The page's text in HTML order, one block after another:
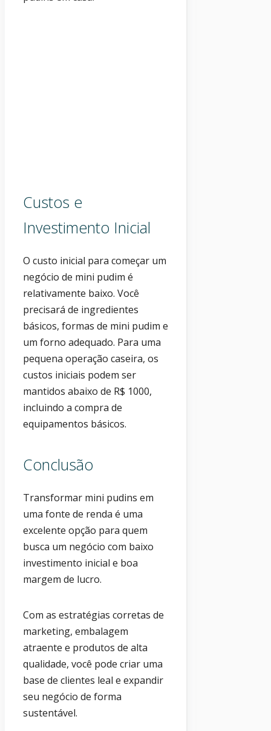
Custos e
Investimento Inicial
O custo inicial para começar um
negócio de mini pudim é
relativamente baixo. Você
precisará de ingredientes
básicos, formas de mini pudim e
um forno adequado. Para uma
pequena operação caseira, os
custos iniciais podem ser
mantidos abaixo de R$ 1000,
incluindo a compra de
equipamentos básicos.
Conclusão
Transformar mini pudins em
uma fonte de renda é uma
excelente opção para quem
busca um negócio com baixo
investimento inicial e boa
margem de lucro.
Com as estratégias corretas de
marketing, embalagem
atraente e produtos de alta
qualidade, você pode criar uma
base de clientes leal e expandir
seu negócio de forma
sustentável.